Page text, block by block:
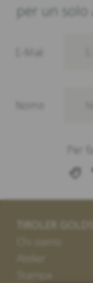
per un solo
TIROLER